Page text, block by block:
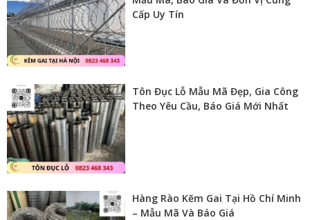
Cấp Uy Tín
Tôn Đục Lỗ Mẫu Mã Đẹp, Gia Công
Theo Yêu Cầu, Báo Giá Mới Nhất
Hàng Rào Kẽm Gai Tại Hồ Chí Minh
– Mẫu Mã Và Báo Giá